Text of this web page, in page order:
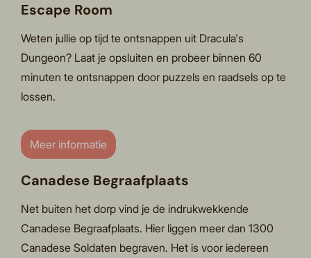
Escape Room
Weten jullie op tijd te ontsnappen uit Dracula's
Dungeon? Laat je opsluiten en probeer binnen 60
minuten te ontsnappen door puzzels en raadsels op te
lossen.
Meer informatie
Canadese Begraafplaats
Net buiten het dorp vind je de indrukwekkende
Canadese Begraafplaats. Hier liggen meer dan 1300
Canadese Soldaten begraven. Het is voor iedereen